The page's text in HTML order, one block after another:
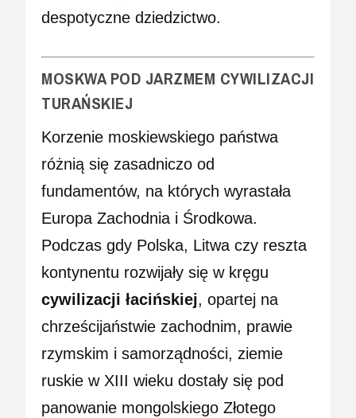
despotyczne dziedzictwo.
MOSKWA POD JARZMEM CYWILIZACJI
TURAŃSKIEJ
Korzenie moskiewskiego państwa
różnią się zasadniczo od
fundamentów, na których wyrastała
Europa Zachodnia i Środkowa.
Podczas gdy Polska, Litwa czy reszta
kontynentu rozwijały się w kręgu
cywilizacji łacińskiej, opartej na
chrześcijaństwie zachodnim, prawie
rzymskim i samorządności, ziemie
ruskie w XIII wieku dostały się pod
panowanie mongolskiego Złotego